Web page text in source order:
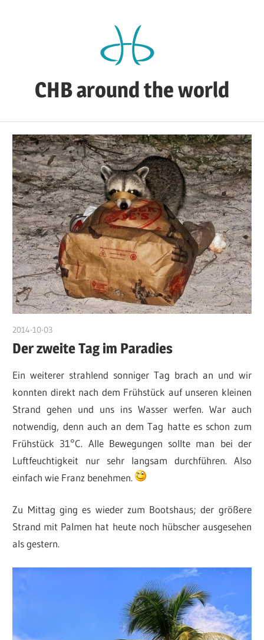
CHB around the world
2014-10-03
Der zweite Tag im Paradies
Ein weiterer strahlend sonniger Tag brach an und wir
konnten direkt nach dem Frühstück auf unseren kleinen
Strand gehen und uns ins Wasser werfen. War auch
notwendig, denn auch an dem Tag hatte es schon zum
Frühstück 31°C. Alle Bewegungen sollte man bei der
Luftfeuchtigkeit nur sehr langsam durchführen. Also
einfach wie Franz benehmen.
Zu Mittag ging es wieder zum Bootshaus; der größere
Strand mit Palmen hat heute noch hübscher ausgesehen
als gestern.